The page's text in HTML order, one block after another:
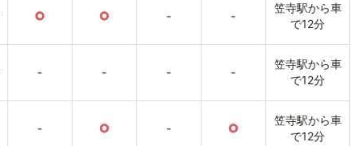
○ ○ - -
笠寺駅から車
で12分
- - - -
笠寺駅から車
で12分
- ○ - ○
笠寺駅から車
で12分